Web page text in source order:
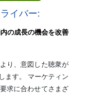
イバー:
の成長の機会を改善
り、意図した聴衆が
ます。 マーケティン
求に合わせてさまざ